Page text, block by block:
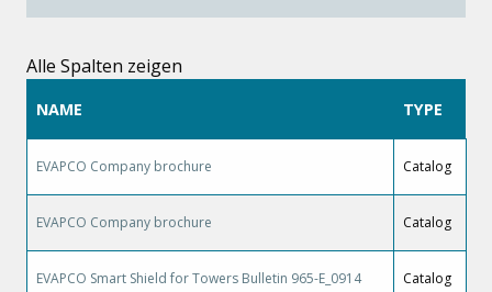
Alle Spalten zeigen
NAME TYPE
EVAPCO Company brochure Catalog
EVAPCO Company brochure Catalog
EVAPCO Smart Shield for Towers Bulletin 965-E_0914 Catalog